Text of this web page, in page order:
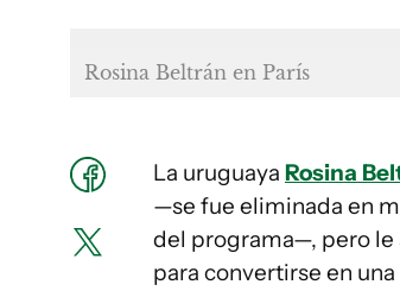
Rosina Beltrán en París
La uruguaya Rosina
—se fue eliminada en
del programa—, pero le
para convertirse en